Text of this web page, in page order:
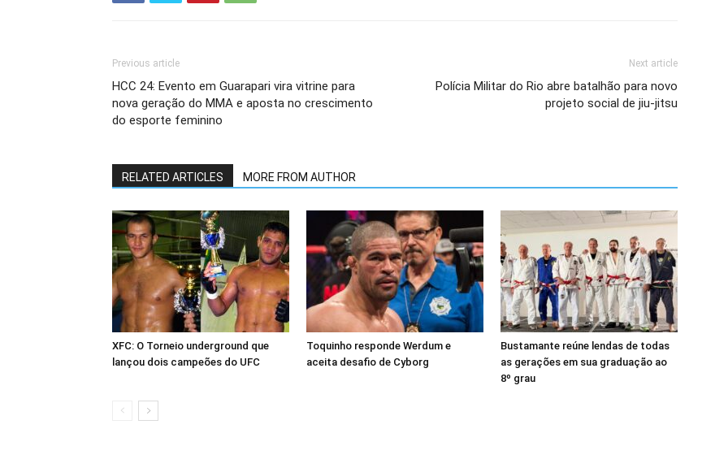
Previous article
HCC 24: Evento em Guarapari vira vitrine para
nova geração do MMA e aposta no crescimento
do esporte feminino
Next article
Polícia Militar do Rio abre batalhão para novo
projeto social de jiu-jitsu
RELATED ARTICLES MORE FROM AUTHOR
XFC: O Torneio underground que
lançou dois campeões do UFC
Toquinho responde Werdum e
aceita desafio de Cyborg
Bustamante reúne lendas de todas
as gerações em sua graduação ao
8º grau